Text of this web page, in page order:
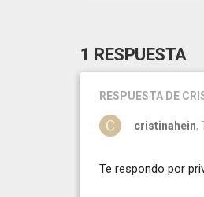
1 RESPUESTA
RESPUESTA DE
cristinahein,
Te respondo por